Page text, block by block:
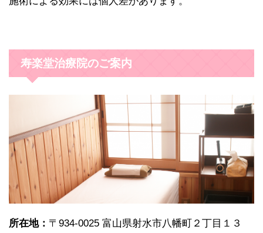
寿楽堂治療院のご案内
所在地： 〒934-0025 富山県射水市八幡町２丁目１３